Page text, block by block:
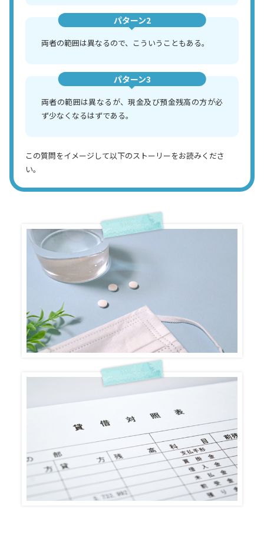
パターン2
両者の範囲は異なるので、こういうこともある。
パターン3
両者の範囲は異なるが、現金及び預金残高の方が必
ず少なくなるはずである。
この質問をイメージして以下のストーリーをお読みくださ
い。